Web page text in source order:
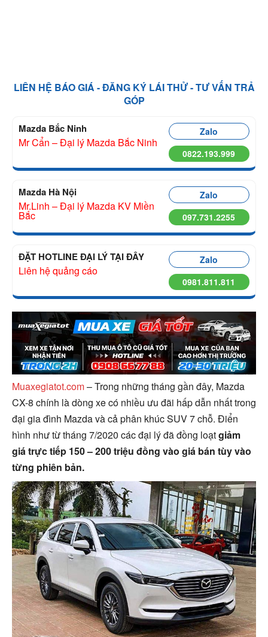
LIÊN HỆ BÁO GIÁ - ĐĂNG KÝ LÁI THỬ - TƯ VẤN TRẢ
GÓP
Mazda Bắc Ninh
Mr Cẩn – Đại lý Mazda Bắc Ninh
Zalo
0822.193.999
Mazda Hà Nội
Mr.Linh – Đại lý Mazda KV Miền
Bắc
Zalo
097.731.2255
ĐẶT HOTLINE ĐẠI LÝ TẠI ĐÂY
Liên hệ quảng cáo
Zalo
0981.811.811
Muaxegiatot.com– Trong những tháng gần đây, Mazda
CX-8 chính là dòng xe có nhiều ưu đãi hấp dẫn nhất trong
đại gia đình Mazda và cả phân khúc SUV 7 chỗ. Điển
hình như từ tháng 7/2020 các đại lý đã đồng loạtgiảm
giá trực tiếp 150 – 200 triệu đồng vào giá bán tùy vào
từng phiên bản.